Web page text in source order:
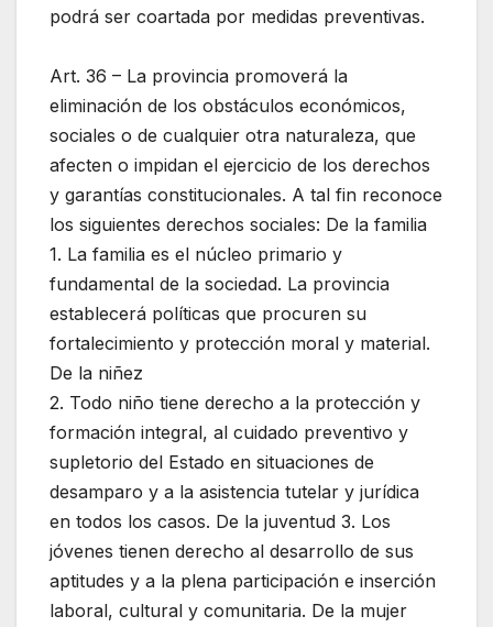
podrá ser coartada por medidas preventivas.
Art. 36 – La provincia promoverá la
eliminación de los obstáculos económicos,
sociales o de cualquier otra naturaleza, que
afecten o impidan el ejercicio de los derechos
y garantías constitucionales. A tal fin reconoce
los siguientes derechos sociales: De la familia
1. La familia es el núcleo primario y
fundamental de la sociedad. La provincia
establecerá políticas que procuren su
fortalecimiento y protección moral y material.
De la niñez
2. Todo niño tiene derecho a la protección y
formación integral, al cuidado preventivo y
supletorio del Estado en situaciones de
desamparo y a la asistencia tutelar y jurídica
en todos los casos. De la juventud 3. Los
jóvenes tienen derecho al desarrollo de sus
aptitudes y a la plena participación e inserción
laboral, cultural y comunitaria. De la mujer